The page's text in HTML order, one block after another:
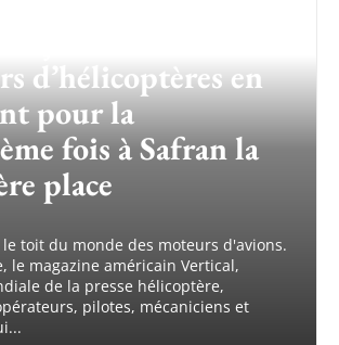
d’hélicoptères en
pour la
fois à Safran la
place
toit du monde des moteurs d'avions.
le magazine américain Vertical,
de la presse hélicoptère,
pilotes, mécaniciens et